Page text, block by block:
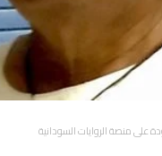
على منصة الروايات السودانية